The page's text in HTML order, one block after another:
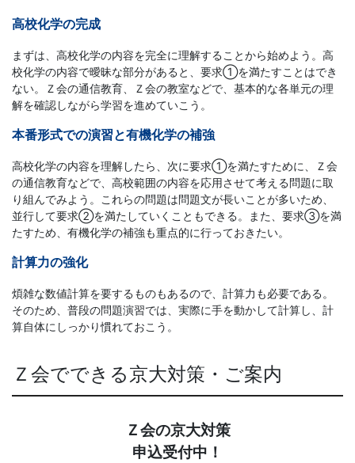
高校化学の完成
まずは、高校化学の内容を完全に理解することから始めよう。高
校化学の内容で曖昧な部分があると、要求①を満たすことはでき
ない。Ｚ会の通信教育、Ｚ会の教室などで、基本的な各単元の理
解を確認しながら学習を進めていこう。
本番形式での演習と有機化学の補強
高校化学の内容を理解したら、次に要求①を満たすために、Ｚ会
の通信教育などで、高校範囲の内容を応用させて考える問題に取
り組んでみよう。これらの問題は問題文が長いことが多いため、
並行して要求②を満たしていくこともできる。また、要求③を満
たすため、有機化学の補強も重点的に行っておきたい。
計算力の強化
煩雑な数値計算を要するものもあるので、計算力も必要である。
そのため、普段の問題演習では、実際に手を動かして計算し、計
算自体にしっかり慣れておこう。
Ｚ会でできる京大対策・ご案内
Ｚ会の京大対策
申込受付中！